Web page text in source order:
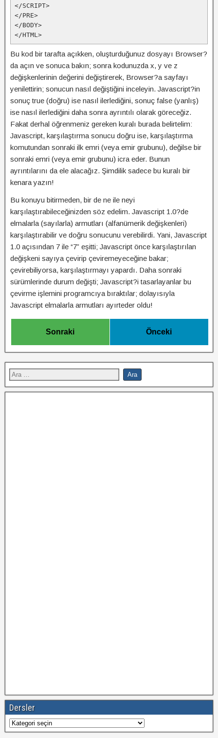
</SCRIPT>
</PRE>
</BODY>
</HTML>
Bu kod bir tarafta açıkken, oluşturduğunuz dosyayı Browser?
da açın ve sonuca bakın; sonra kodunuzda x, y ve z
değişkenlerinin değerini değiştirerek, Browser?a sayfayı
yenilettirin; sonucun nasıl değiştiğini inceleyin. Javascript?in
sonuç true (doğru) ise nasıl ilerlediğini, sonuç false (yanlış)
ise nasıl ilerlediğini daha sonra ayrıntılı olarak göreceğiz.
Fakat derhal öğrenmeniz gereken kuralı burada belirtelim:
Javascript, karşılaştırma sonucu doğru ise, karşılaştırma
komutundan sonraki ilk emri (veya emir grubunu), değilse bir
sonraki emri (veya emir grubunu) icra eder. Bunun
ayrıntılarını da ele alacağız. Şimdilik sadece bu kuralı bir
kenara yazın!
Bu konuyu bitirmeden, bir de ne ile neyi
karşılaştırabileceğinizden söz edelim. Javascript 1.0?de
elmalarla (sayılarla) armutları (alfanümerik değişkenleri)
karşılaştırabilir ve doğru sonucunu verebilirdi. Yani, Javascript
1.0 açısından 7 ile “7” eşitti; Javascript önce karşılaştırılan
değişkeni sayıya çevirip çeviremeyeceğine bakar;
çevirebiliyorsa, karşılaştırmayı yapardı. Daha sonraki
sürümlerinde durum değişti; Javascript?i tasarlayanlar bu
çevirme işlemini programcıya bıraktılar; dolayısıyla
Javascript elmalarla armutları ayırteder oldu!
Sonraki Önceki
Dersler
Dersler